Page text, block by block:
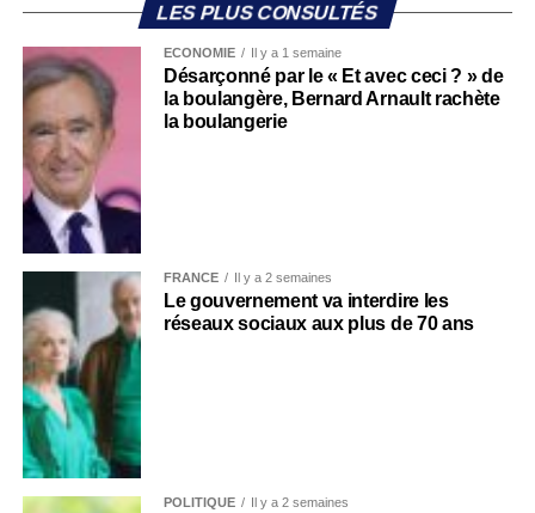
LES PLUS CONSULTÉS
ECONOMIE Il y a 1 semaine
Désarçonné par le « Et avec ceci ? » de
la boulangère, Bernard Arnault rachète
la boulangerie
FRANCE Il y a 2 semaines
Le gouvernement va interdire les
réseaux sociaux aux plus de 70 ans
POLITIQUE Il y a 2 semaines